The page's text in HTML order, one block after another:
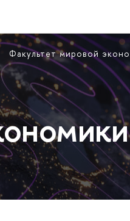
Факультет мировой